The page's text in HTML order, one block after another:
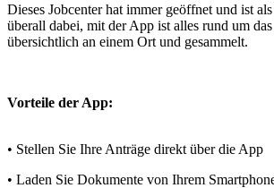
Dieses Jobcenter hat immer geöffnet und ist
überall dabei, mit der App ist alles rund um
übersichtlich an einem Ort und gesammelt.
Vorteile der App:
• Stellen Sie Ihre Anträge direkt über die App
• Laden Sie Dokumente von Ihrem